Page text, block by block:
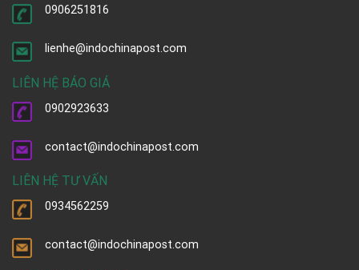
0906251816
lienhe@indochinapost.com
LIÊN HỆ BÁO GIÁ
0902923633
contact@indochinapost.com
LIÊN HỆ TƯ VẤN
0934562259
contact@indochinapost.com